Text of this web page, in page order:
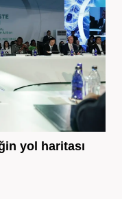
yol haritası